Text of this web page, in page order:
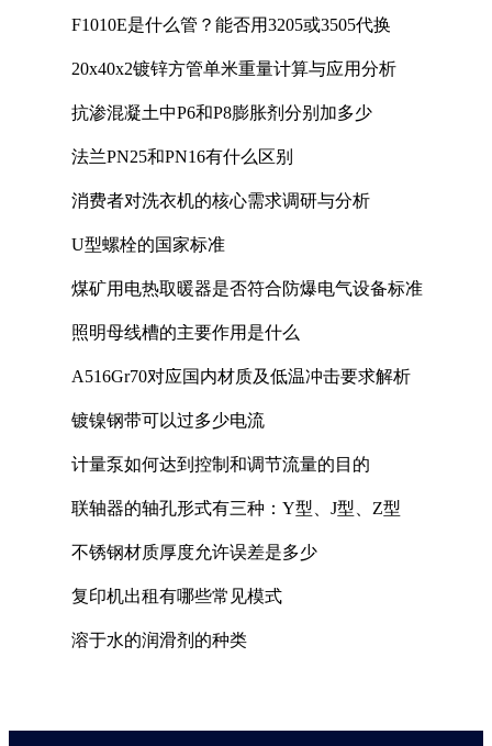
F1010E是什么管？能否用3205或3505代换
20x40x2镀锌方管单米重量计算与应用分析
抗渗混凝土中P6和P8膨胀剂分别加多少
法兰PN25和PN16有什么区别
消费者对洗衣机的核心需求调研与分析
U型螺栓的国家标准
煤矿用电热取暖器是否符合防爆电气设备标准
照明母线槽的主要作用是什么
A516Gr70对应国内材质及低温冲击要求解析
镀镍钢带可以过多少电流
计量泵如何达到控制和调节流量的目的
联轴器的轴孔形式有三种：Y型、J型、Z型
不锈钢材质厚度允许误差是多少
复印机出租有哪些常见模式
溶于水的润滑剂的种类